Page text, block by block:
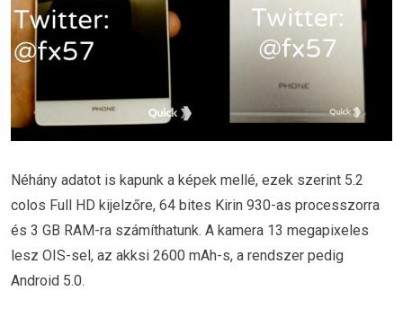
Néhány adatot is kapunk a képek mellé, ezek szerint 5.2
colos Full HD kijelzőre, 64 bites Kirin 930-as processzorra
és 3 GB RAM-ra számíthatunk. A kamera 13 megapixeles
lesz OIS-sel, az akksi 2600 mAh-s, a rendszer pedig
Android 5.0.